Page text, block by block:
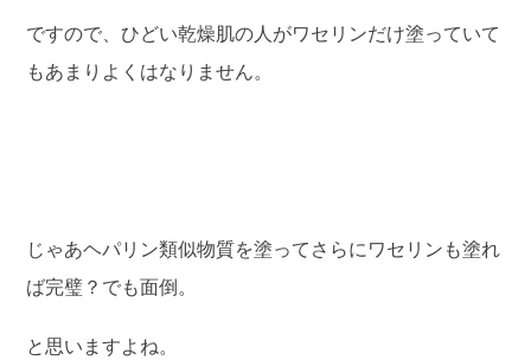
ですので、ひどい乾燥肌の人がワセリンだけ塗っていて
もあまりよくはなりません。
じゃあヘパリン類似物質を塗ってさらにワセリンも塗れ
ば完璧？でも面倒。
と思いますよね。